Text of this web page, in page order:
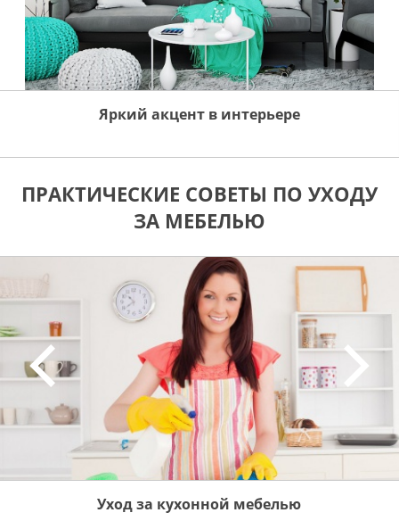
Яркий акцент в интерьере
ПРАКТИЧЕСКИЕ СОВЕТЫ ПО УХОДУ
ЗА МЕБЕЛЬЮ
Уход за кухонной мебелью